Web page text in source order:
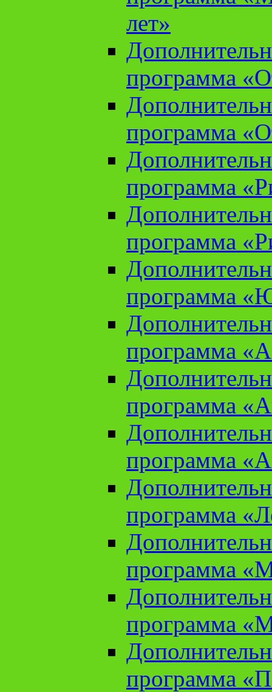
лет»
программа
программа
программа
программа
программа
программа
программа
программа
программа
программа
программа
программа